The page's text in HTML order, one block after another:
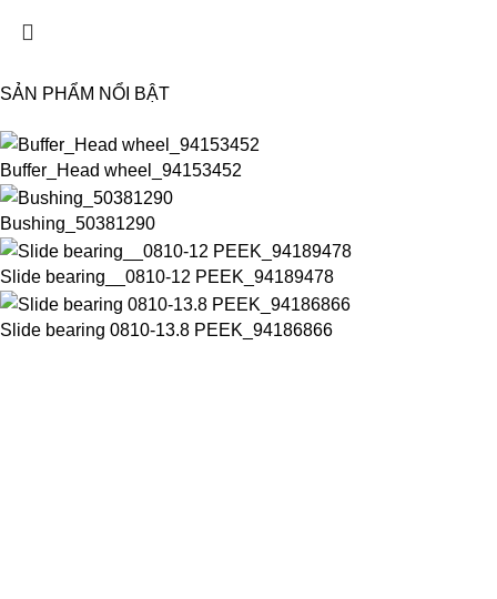
SẢN PHẨM NỔI BẬT
Buffer_Head wheel_94153452
Bushing_50381290
Slide bearing__0810-12 PEEK_94189478
Slide bearing 0810-13.8 PEEK_94186866